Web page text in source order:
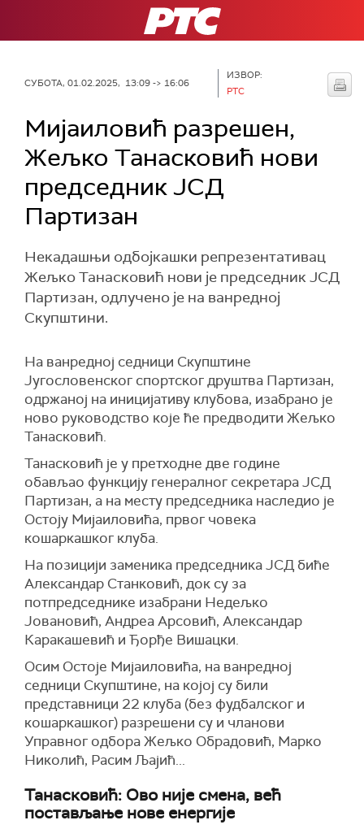
РТС
СУБОТА, 01.02.2025, 13:09 -> 16:06
ИЗВОР:
РТС
Мијаиловић разрешен,
Жељко Танасковић нови
председник ЈСД
Партизан
Некадашњи одбојкашки репрезентативац
Жељко Танасковић нови је председник ЈСД
Партизан, одлучено је на ванредној
Скупштини.
На ванредној седници Скупштине
Југословенског спортског друштва Партизан,
одржаној на иницијативу клубова, изабрано је
ново руководство које ће предводити Жељко
Танасковић.
Танасковић је у претходне две године
обављао функцију генералног секретара ЈСД
Партизан, а на месту председника наследио је
Остоју Мијаиловића, првог човека
кошаркашког клуба.
На позицији заменика председника ЈСД биће
Александар Станковић, док су за
потпредседнике изабрани Недељко
Јовановић, Андреа Арсовић, Александар
Каракашевић и Ђорђе Вишацки.
Осим Остоје Мијаиловића, на ванредној
седници Скупштине, на којој су били
представници 22 клуба (без фудбалског и
кошаркашког) разрешени су и чланови
Управног одбора Жељко Обрадовић, Марко
Николић, Расим Љајић...
Танасковић: Ово није смена, већ
постављање нове енергије